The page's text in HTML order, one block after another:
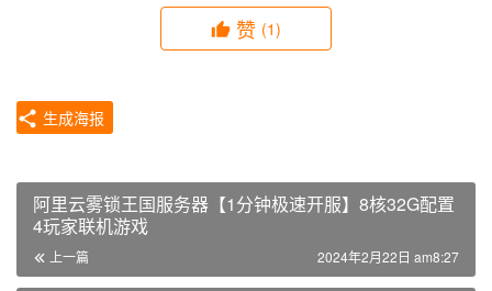
赞 (1)
生成海报
阿里云雾锁王国服务器【1分钟极速开服】8核32G配置
4玩家联机游戏
上一篇 2024年2月22日 am8:27